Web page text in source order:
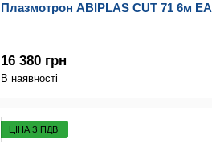
Плазмотрон ABIPLAS CUT 71 6м EA
16 380 грн
В наявності
ЦІНА З ПДВ